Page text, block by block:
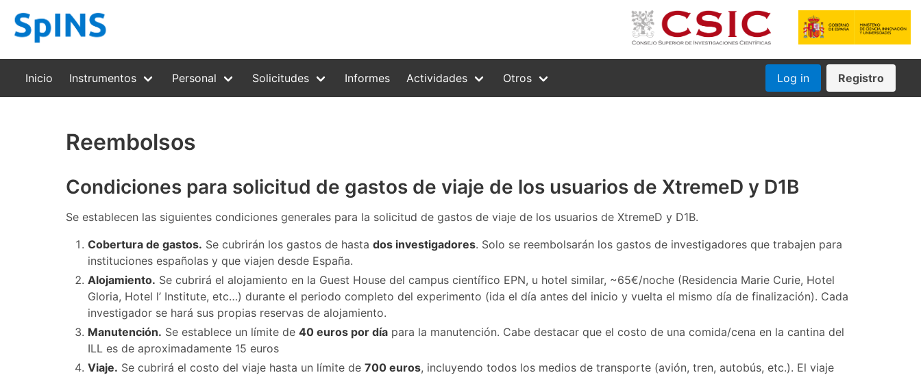
Inicio Instrumentos Personal Solicitudes Informes Actividades Otros Log in Registro
Reembolsos
Condiciones para solicitud de gastos de viaje de los usuarios de XtremeD y D1B
Se establecen las siguientes condiciones generales para la solicitud de gastos de viaje de los usuarios de XtremeD y D1B.
Cobertura de gastos. Se cubrirán los gastos de hasta dos investigadores. Solo se reembolsarán los gastos de investigadores que trabajen para
instituciones españolas y que viajen desde España.
Alojamiento. Se cubrirá el alojamiento en la Guest House del campus científico EPN, u hotel similar, ~65€/noche (Residencia Marie Curie, Hotel
Gloria, Hotel l’ Institute, etc…) durante el periodo completo del experimento (ida el día antes del inicio y vuelta el mismo día de finalización). Cada
investigador se hará sus propias reservas de alojamiento.
Manutención. Se establece un límite de 40 euros por día para la manutención. Cabe destacar que el costo de una comida/cena en la cantina del
ILL es de aproximadamente 15 euros
Viaje. Se cubrirá el costo del viaje hasta un límite de 700 euros, incluyendo todos los medios de transporte (avión, tren, autobús, etc.). El viaje